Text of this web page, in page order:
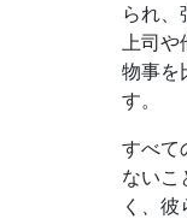
られ、
上司や
物事を
す。
すべて
ないこ
く 、 彼